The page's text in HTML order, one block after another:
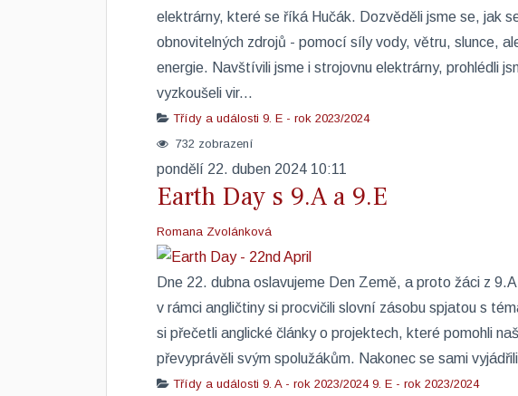
elektrárny, které se říká Hučák. Dozvěděli jsme se, jak
obnovitelných zdrojů - pomocí síly vody, větru, slunce,
energie. Navštívili jsme i strojovnu elektrárny, prohlédli
vyzkoušeli vir...
Třídy a události 9. E - rok 2023/2024
732 zobrazení
pondělí 22. duben 2024 10:11
Earth Day s 9.A a 9.E
Romana Zvolánková
​Dne 22. dubna oslavujeme Den Země, a proto žáci z
v rámci angličtiny si procvičili slovní zásobu spjatou s
si přečetli anglické články o projektech, které pomohli
převyprávěli svým spolužákům. Nakonec se sami
Třídy a události 9. A - rok 2023/2024 9. E - rok 2023/2024